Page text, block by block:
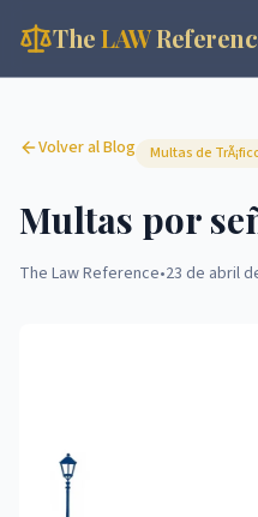
TheLAW
Volver al Blog Multas de
Multas por
The Law Reference•23 de abril